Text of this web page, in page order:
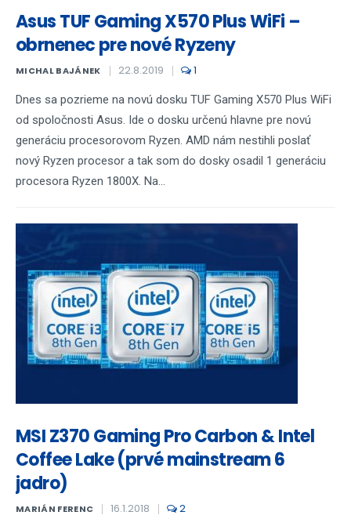
Asus TUF Gaming X570 Plus WiFi –
obrnenec pre nové Ryzeny
MICHAL BAJÁNEK 22.8.2019 1
Dnes sa pozrieme na novú dosku TUF Gaming X570 Plus WiFi
od spoločnosti Asus. Ide o dosku určenú hlavne pre novú
generáciu procesorovom Ryzen. AMD nám nestihli poslať
nový Ryzen procesor a tak som do dosky osadil 1 generáciu
procesora Ryzen 1800X. Na...
MSI Z370 Gaming Pro Carbon & Intel
Coffee Lake (prvé mainstream 6
jadro)
MARIÁN FERENC 16.1.2018 2